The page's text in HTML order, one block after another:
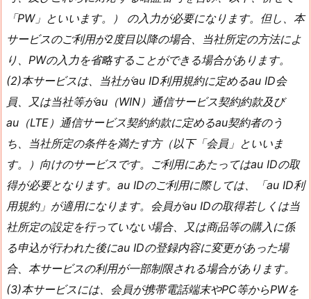
「PW」といいます。） の入力が必要になります。但し、本
サービスのご利用が2度目以降の場合、当社所定の方法によ
り、PWの入力を省略することができる場合があります。
(2)本サービスは、当社がau ID利用規約に定めるau ID会
員、又は当社等がau（WIN）通信サービス契約約款及び
au（LTE）通信サービス契約約款に定めるau契約者のう
ち、当社所定の条件を満たす方（以下「会員」といいま
す。）向けのサービスです。ご利用にあたってはau IDの取
得が必要となります。au IDのご利用に際しては、「au ID利
用規約」が適用になります。会員がau IDの取得若しくは当
社所定の設定を行っていない場合、又は商品等の購入に係
る申込が行われた後にau IDの登録内容に変更があった場
合、本サービスの利用が一部制限される場合があります。
(3)本サービスには、会員が携帯電話端末やPC等からPWを